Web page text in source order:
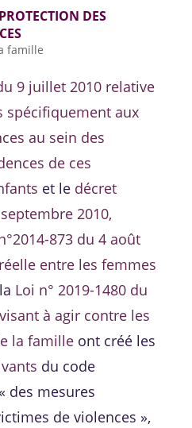
DES
famille
9 juillet 2010 relative
spécifiquement aux
au sein des
de ces
et le décret
2010,
873 du 4 août
entre les femmes
Loi n° 2019-1480 du
à agir contre les
la familleont créé les
du code
des mesures
de violences »,